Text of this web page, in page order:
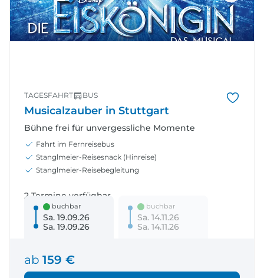
TAGESFAHRT BUS
Musicalzauber in Stuttgart
Bühne frei für unvergessliche Momente
Fahrt im Fernreisebus
Stanglmeier-Reisesnack (Hinreise)
Stanglmeier-Reisebegleitung
buchbar
Sa. 19.09.26
Sa. 19.09.26
buchbar
Sa. 14.11.26
Sa. 14.11.26
2 Termine verfügbar
ab 159 €